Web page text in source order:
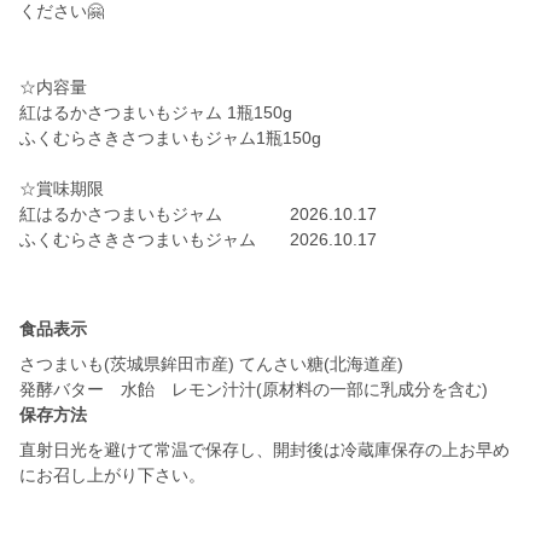
ください🤗
☆内容量
紅はるかさつまいもジャム 1瓶150g
ふくむらさきさつまいもジャム1瓶150g
☆賞味期限
紅はるかさつまいもジャム 2026.10.17
ふくむらさきさつまいもジャム 2026.10.17
食品表示
さつまいも(茨城県鉾田市産) てんさい糖(北海道産)
発酵バター 水飴 レモン汁汁(原材料の一部に乳成分を含む)
保存方法
直射日光を避けて常温で保存し、開封後は冷蔵庫保存の上お早め
にお召し上がり下さい。